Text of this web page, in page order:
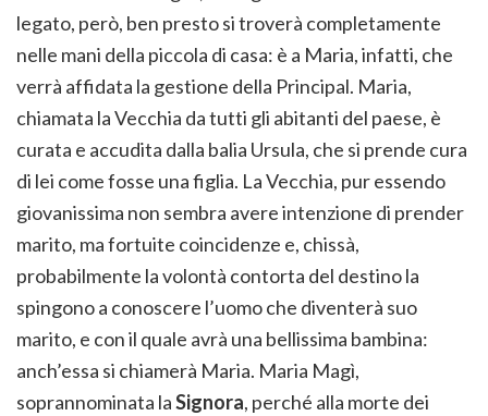
legato, però, ben presto si troverà completamente
nelle mani della piccola di casa: è a Maria, infatti, che
verrà affidata la gestione della Principal. Maria,
chiamata la Vecchia da tutti gli abitanti del paese, è
curata e accudita dalla balia Ursula, che si prende cura
di lei come fosse una figlia. La Vecchia, pur essendo
giovanissima non sembra avere intenzione di prender
marito, ma fortuite coincidenze e, chissà,
probabilmente la volontà contorta del destino la
spingono a conoscere l’uomo che diventerà suo
marito, e con il quale avrà una bellissima bambina:
anch’essa si chiamerà Maria. Maria Magì,
soprannominata laSignora, perché alla morte dei